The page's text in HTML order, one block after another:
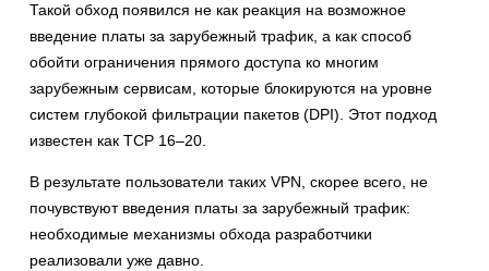
Такой обход появился не как реакция на возможное
введение платы за зарубежный трафик, а как способ
обойти ограничения прямого доступа ко многим
зарубежным сервисам, которые блокируются на уровне
систем глубокой фильтрации пакетов (DPI). Этот подход
известен как TCP 16–20.
В результате пользователи таких VPN, скорее всего, не
почувствуют введения платы за зарубежный трафик:
необходимые механизмы обхода разработчики
реализовали уже давно.